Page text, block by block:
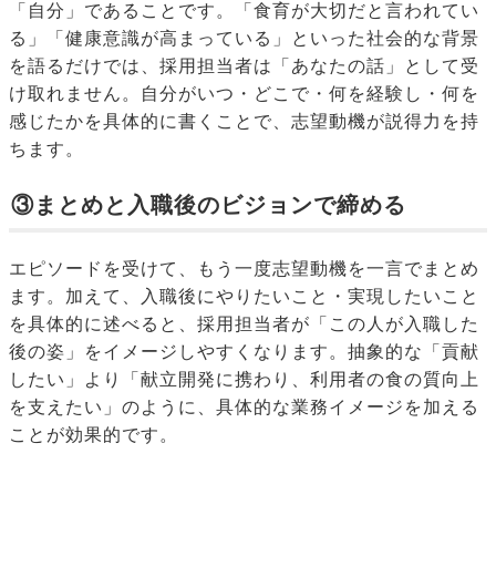
「自分」であることです。「食育が大切だと言われてい
る」「健康意識が高まっている」といった社会的な背景
を語るだけでは、採用担当者は「あなたの話」として受
け取れません。自分がいつ・どこで・何を経験し・何を
感じたかを具体的に書くことで、志望動機が説得力を持
ちます。
③まとめと入職後のビジョンで締める
エピソードを受けて、もう一度志望動機を一言でまとめ
ます。加えて、入職後にやりたいこと・実現したいこと
を具体的に述べると、採用担当者が「この人が入職した
後の姿」をイメージしやすくなります。抽象的な「貢献
したい」より「献立開発に携わり、利用者の食の質向上
を支えたい」のように、具体的な業務イメージを加える
ことが効果的です。